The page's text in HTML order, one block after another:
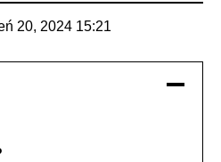
20, 2024 15:21